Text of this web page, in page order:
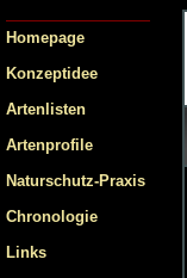
Homepage
Konzeptidee
Artenlisten
Artenprofile
Naturschutz-Praxis
Chronologie
Links